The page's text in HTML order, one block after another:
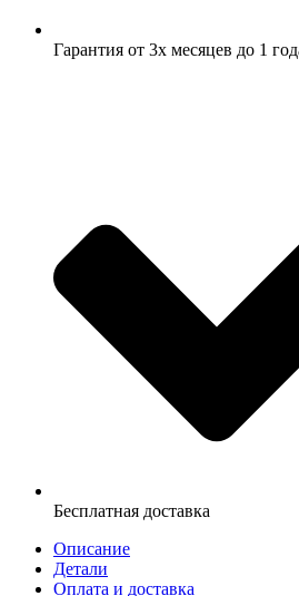
Гарантия от 3х месяцев до 1
Бесплатная доставка
Описание
Детали
Оплата и доставка